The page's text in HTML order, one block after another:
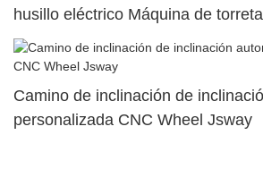
husillo eléctrico Máquina de
superior dual53
Camino de inclinación de
personalizada CNC Wheel Jsway